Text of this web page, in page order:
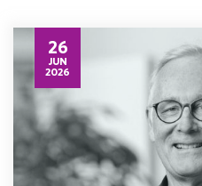
26
JUN
2026